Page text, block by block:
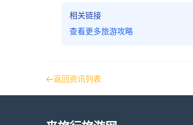
相关链接
查看更多旅游攻略
返回资讯列表